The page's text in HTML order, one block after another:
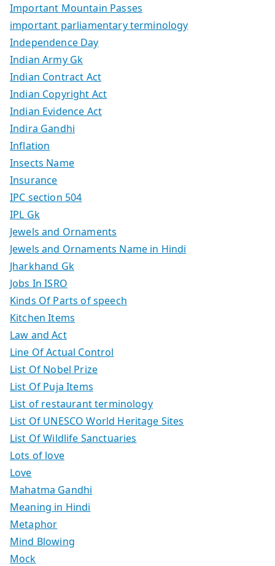
Important Mountain Passes
important parliamentary terminology
Independence Day
Indian Army Gk
Indian Contract Act
Indian Copyright Act
Indian Evidence Act
Indira Gandhi
Inflation
Insects Name
Insurance
IPC section 504
IPL Gk
Jewels and Ornaments
Jewels and Ornaments Name in Hindi
Jharkhand Gk
Jobs In ISRO
Kinds Of Parts of speech
Kitchen Items
Law and Act
Line Of Actual Control
List Of Nobel Prize
List Of Puja Items
List of restaurant terminology
List Of UNESCO World Heritage Sites
List Of Wildlife Sanctuaries
Lots of love
Love
Mahatma Gandhi
Meaning in Hindi
Metaphor
Mind Blowing
Mock